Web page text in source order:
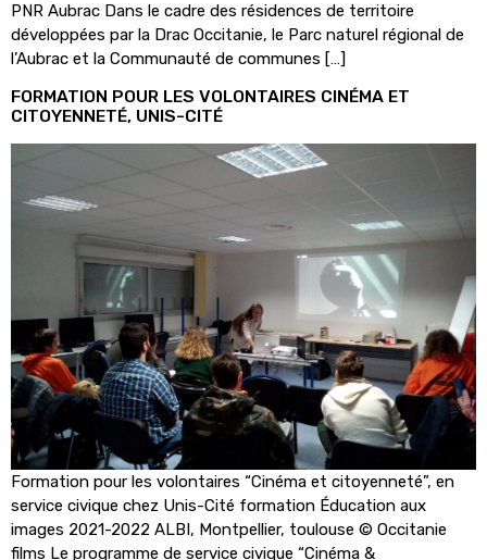
PNR Aubrac Dans le cadre des résidences de territoire
développées par la Drac Occitanie, le Parc naturel régional de
l’Aubrac et la Communauté de communes […]
FORMATION POUR LES VOLONTAIRES CINÉMA ET
CITOYENNETÉ, UNIS-CITÉ
Formation pour les volontaires “Cinéma et citoyenneté”, en
service civique chez Unis-Cité formation Éducation aux
images 2021-2022 ALBI, Montpellier, toulouse © Occitanie
films Le programme de service civique “Cinéma &